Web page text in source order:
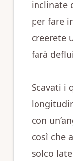
inclinate
per fare
creerete
farà
Scavati i
con
così che
solco